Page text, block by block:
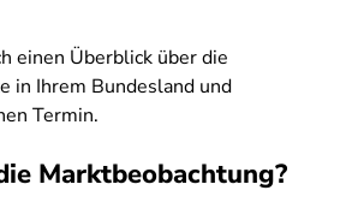
einen Überblick über die
in Ihrem Bundesland und
Termin.
Marktbeobachtung?